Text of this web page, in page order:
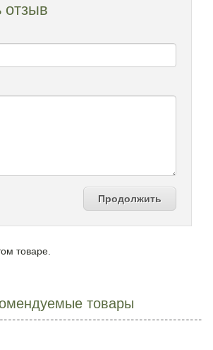
отзыв
Продолжить
товаре.
товары